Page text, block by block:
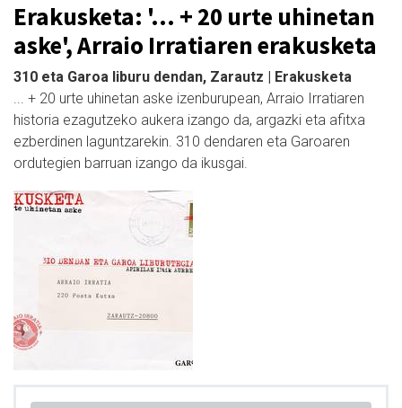
Erakusketa: '... + 20 urte uhinetan
aske', Arraio Irratiaren erakusketa
310 eta Garoa liburu dendan, Zarautz | Erakusketa
... + 20 urte uhinetan aske izenburupean, Arraio Irratiaren
historia ezagutzeko aukera izango da, argazki eta afitxa
ezberdinen laguntzarekin. 310 dendaren eta Garoaren
ordutegien barruan izango da ikusgai.